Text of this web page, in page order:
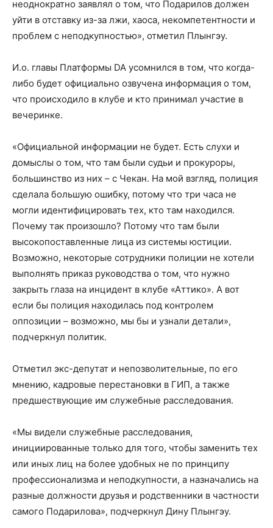
неоднократно заявлял о том, что Подарилов должен
уйти в отставку из-за лжи, хаоса, некомпетентности и
проблем с неподкупностью», отметил Плынгэу.
И.о. главы Платформы DA усомнился в том, что когда-
либо будет официально озвучена информация о том,
что происходило в клубе и кто принимал участие в
вечеринке.
«Официальной информации не будет. Есть слухи и
домыслы о том, что там были судьи и прокуроры,
большинство из них – с Чекан. На мой взгляд, полиция
сделала большую ошибку, потому что три часа не
могли идентифицировать тех, кто там находился.
Почему так произошло? Потому что там были
высокопоставленные лица из системы юстиции.
Возможно, некоторые сотрудники полиции не хотели
выполнять приказ руководства о том, что нужно
закрыть глаза на инцидент в клубе «Аттико». А вот
если бы полиция находилась под контролем
оппозиции – возможно, мы бы и узнали детали»,
подчеркнул политик.
Отметил экс-депутат и непозволительные, по его
мнению, кадровые перестановки в ГИП, а также
предшествующие им служебные расследования.
«Мы видели служебные расследования,
инициированные только для того, чтобы заменить тех
или иных лиц на более удобных не по принципу
профессионализма и неподкупности, а назначались на
разные должности друзья и родственники в частности
самого Подарилова», подчеркнул Дину Плынгэу.